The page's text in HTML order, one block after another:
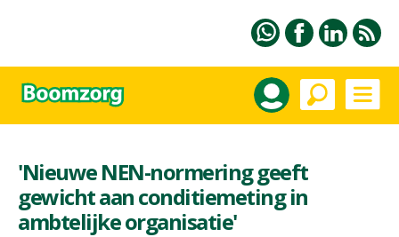
'Nieuwe NEN-normering geeft
gewicht aan conditiemeting in
ambtelijke organisatie'